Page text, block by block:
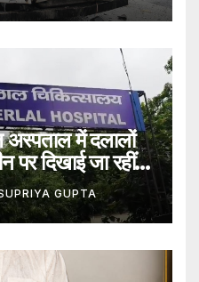
में दलालों
दिखाई जा रहीं
GUPTA